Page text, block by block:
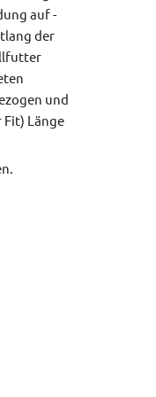
auf -
der
und
Fit) Länge